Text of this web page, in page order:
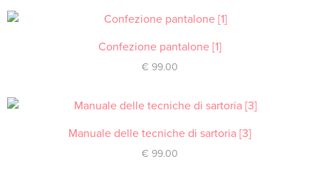
ACQUISTA
Confezione pantalone [1]
€ 99.00
ACQUISTA
Manuale delle tecniche di sartoria [3]
€ 99.00